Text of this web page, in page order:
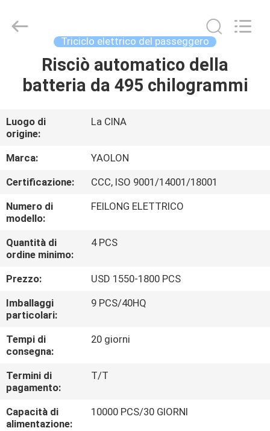
CASA
CIRCA
NOI
GIRO
DELLA
FABBRICA
CONTROLLO
DI
QUALITÀ
CONTATTICI
NOTIZIE
Motorcycle
Triciclo elettrico del passeggero
Risciò automatico della
batteria da 495 chilogrammi
Luogo di
origine:
La CINA
Marca:
YAOLON
Certificazione:
CCC, ISO 9001/14001/18001
Numero di
modello:
FEILONG ELETTRICO
Quantità di
ordine minimo:
4 PCS
Prezzo:
USD 1550-1800 PCS
Imballaggi
particolari:
9 PCS/40HQ
Tempi di
consegna:
20 giorni
Termini di
pagamento:
T/T
Capacità di
alimentazione:
10000 PCS/30 GIORNI